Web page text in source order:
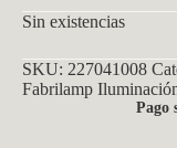
Sin existencias
SKU: 227041008
Fabrilamp
Pago